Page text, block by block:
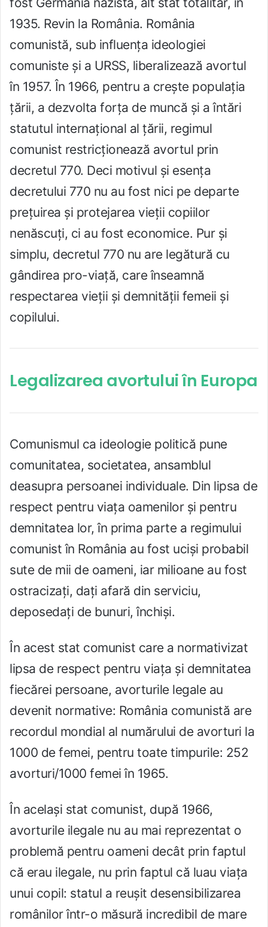
1935. Revin la România. România
comunistă, sub influența ideologiei
comuniste și a URSS, liberalizează avortul
în 1957. În 1966, pentru a crește populația
țării, a dezvolta forța de muncă și a întări
statutul internațional al țării, regimul
comunist restricționează avortul prin
decretul 770. Deci motivul și esența
decretului 770 nu au fost nici pe departe
prețuirea și protejarea vieții copiilor
nenăscuți, ci au fost economice. Pur și
simplu, decretul 770 nu are legătură cu
gândirea pro-viață, care înseamnă
respectarea vieții și demnității femeii și
copilului.
Legalizarea avortului în Europa
Comunismul ca ideologie politică pune
comunitatea, societatea, ansamblul
deasupra persoanei individuale. Din lipsa de
respect pentru viața oamenilor și pentru
demnitatea lor, în prima parte a regimului
comunist în România au fost uciși probabil
sute de mii de oameni, iar milioane au fost
ostracizați, dați afară din serviciu,
deposedați de bunuri, închiși.
În acest stat comunist care a normativizat
lipsa de respect pentru viața și demnitatea
fiecărei persoane, avorturile legale au
devenit normative: România comunistă are
recordul mondial al numărului de avorturi la
1000 de femei, pentru toate timpurile: 252
avorturi/1000 femei în 1965.
În același stat comunist, după 1966,
avorturile ilegale nu au mai reprezentat o
problemă pentru oameni decât prin faptul
că erau ilegale, nu prin faptul că luau viața
unui copil: statul a reușit desensibilizarea
românilor într-o măsură incredibil de mare